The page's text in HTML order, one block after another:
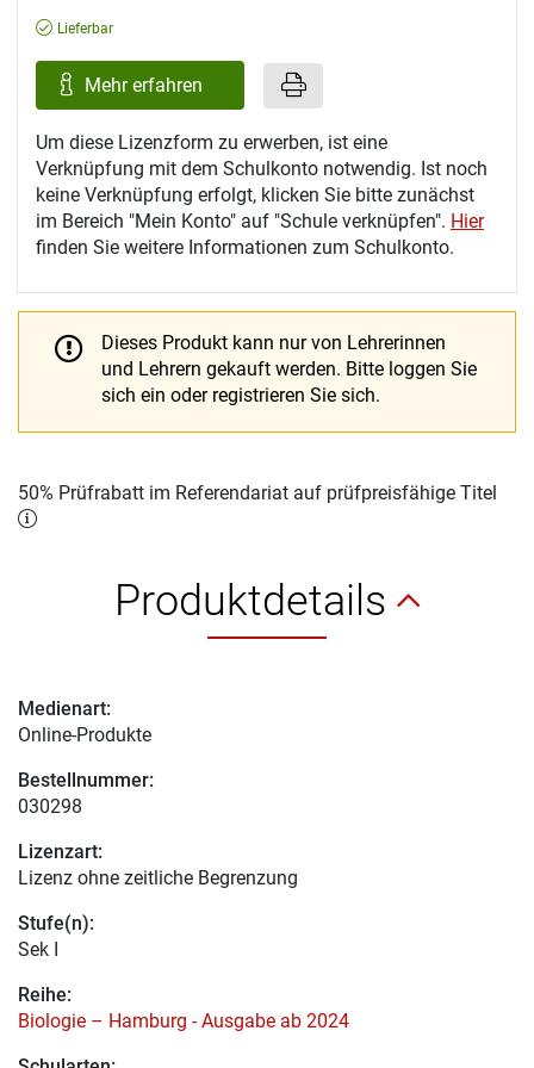
Lieferbar
Mehr erfahren
Um diese Lizenzform zu erwerben, ist eine
Verknüpfung mit dem Schulkonto notwendig. Ist noch
keine Verknüpfung erfolgt, klicken Sie bitte zunächst
im Bereich "Mein Konto" auf "Schule verknüpfen". Hier
finden Sie weitere Informationen zum Schulkonto.
Dieses Produkt kann nur von Lehrerinnen
und Lehrern gekauft werden. Bitte loggen Sie
sich ein oder registrieren Sie sich.
50% Prüfrabatt im Referendariat auf prüfpreisfähige Titel
Produktdetails
Medienart:
Online-Produkte
Bestellnummer:
030298
Lizenzart:
Lizenz ohne zeitliche Begrenzung
Stufe(n):
Sek I
Reihe:
Biologie – Hamburg - Ausgabe ab 2024